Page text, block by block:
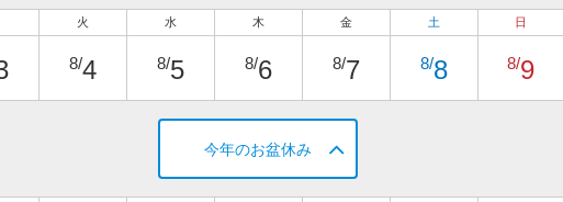
火
8/4
水
8/5
木
8/6
金
8/7
土
8/8
日
8/9
今年のお盆休み